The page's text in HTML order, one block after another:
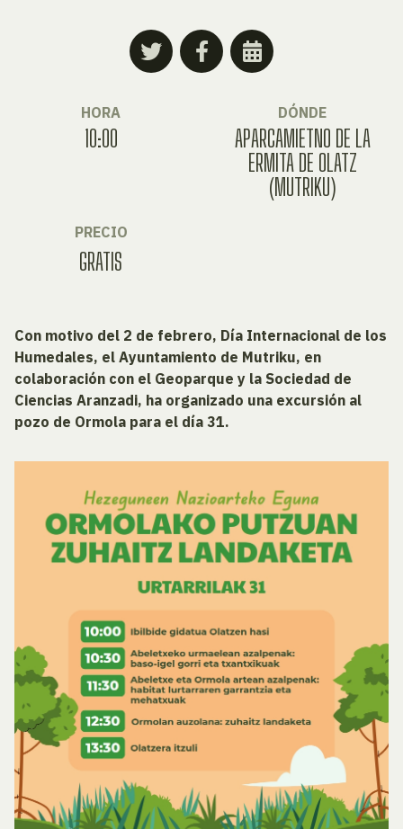
HORA
10:00
DÓNDE
APARCAMIETNO DE LA
ERMITA DE OLATZ
(MUTRIKU)
PRECIO
GRATIS
Con motivo del 2 de febrero, Día Internacional de los
Humedales, el Ayuntamiento de Mutriku, en
colaboración con el Geoparque y la Sociedad de
Ciencias Aranzadi, ha organizado una excursión al
pozo de Ormola para el día 31.